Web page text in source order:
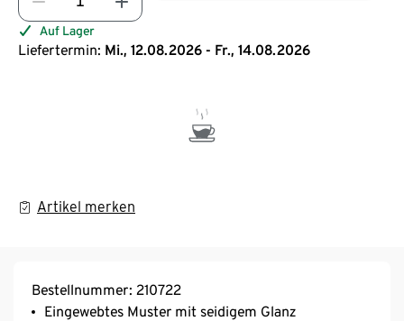
Auf Lager
Liefertermin: Mi., 12.08.2026 - Fr., 14.08.2026
Artikel merken
Bestellnummer: 210722
Eingewebtes Muster mit seidigem Glanz